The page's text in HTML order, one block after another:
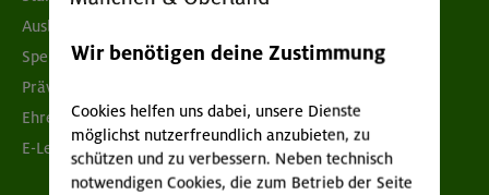
Ausbildung & Jobs
Spenden
Prävention sexualisierter Gewalt
Ehrenamtsbörse
E-Learning
Wir benötigen deine Zustimmung
Cookies helfen uns dabei, unsere Dienste
möglichst nutzerfreundlich anzubieten, zu
schützen und zu verbessern. Neben technisch
notwendigen Cookies, die zum Betrieb der Seite